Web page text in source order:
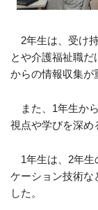
2年生は、受け
とや介護福祉職
からの情報収集が
また、 1年生か
視点や学びを深め
1年生は、 2年生
ケーション技術な
した。